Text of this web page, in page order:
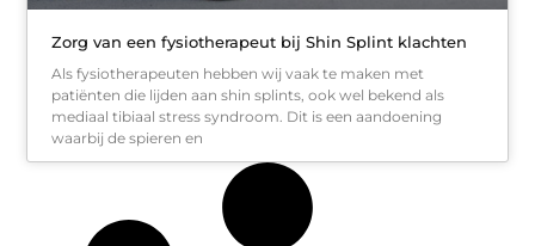
Zorg van een fysiotherapeut bij Shin Splint klachten
Als fysiotherapeuten hebben wij vaak te maken met
patiënten die lijden aan shin splints, ook wel bekend als
mediaal tibiaal stress syndroom. Dit is een aandoening
waarbij de spieren en